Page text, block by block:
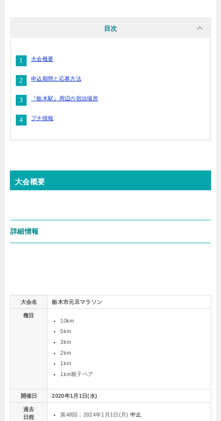
目次
大会概要
申込期間と応募方法
『栃木駅』周辺の宿泊場所
プチ情報
大会概要
詳細情報
大会名 栃木市元旦マラソン
種目
10km
5km
3km
2km
1km
1km親子ペア
開催日 2020年1月1日(水)
過去
日程
第48回：2024年1月1日(月) 中止